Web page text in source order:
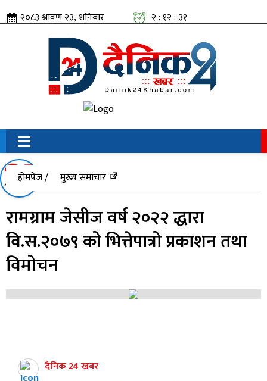
२०८३ श्रावण २३, शनिबार
२ : १२ : ३२
सामाजिक संजालतिर:
होमपेज / मुख्य समाचार
रामग्राम जेसीज वर्ष २०२२ द्धारा
वि.स.२०७९ को भित्तेपात्रो प्रकाशन तथा
विमोचन
दैनिक 24 खबर